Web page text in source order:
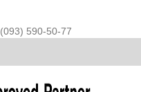
(093) 590-50-77